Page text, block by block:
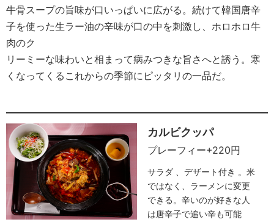
牛骨スープの旨味が口いっぱいに広がる。続けて韓国唐辛
子を使った生ラー油の辛味が口の中を刺激し、ホロホロ牛
肉のク
リーミーな味わいと相まって病みつきな旨さへと誘う。寒
くなってくるこれからの季節にピッタリの一品だ。
カルビクッパ
プレーフィー+220円
サラダ 、デザート付き 。米
ではなく、ラーメンに変更
できる。辛いのが好きな人
は唐辛子で追い辛も可能